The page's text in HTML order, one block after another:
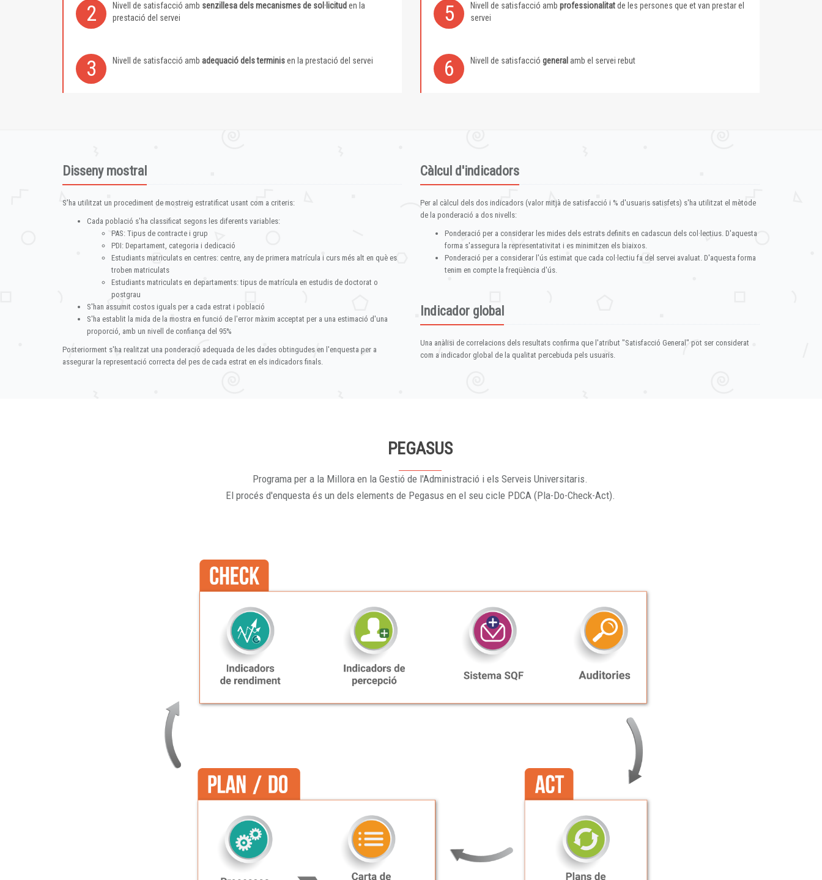
2 Nivell de satisfacció amb senzillesa dels mecanismes de sol·licitud en la
prestació del servei
5 Nivell de satisfacció amb professionalitatde les persones que et van prestar el
servei
3 Nivell de satisfacció amb adequació dels terminisen la prestació del servei 6 Nivell de satisfacció general amb el servei rebut
Disseny mostral
S'ha utilitzat un procediment de mostreig estratificat usant com a criteris:
Cada població s'ha classificat segons les diferents variables:
PAS: Tipus de contracte i grup
PDI: Departament, categoria i dedicació
Estudiants matriculats en centres: centre, any de primera matrícula i curs més alt en què es
troben matriculats
Estudiants matriculats en departaments: tipus de matrícula en estudis de doctorat o
postgrau
S'han assumit costos iguals per a cada estrat i població
S'ha establit la mida de la mostra en funció de l'error màxim acceptat per a una estimació d'una
proporció, amb un nivell de confiança del 95%
Posteriorment s'ha realitzat una ponderació adequada de les dades obtingudes en l'enquesta per a
assegurar la representació correcta del pes de cada estrat en els indicadors finals.
Càlcul d'indicadors
Per al càlcul dels dos indicadors (valor mitjà de satisfacció i % d'usuaris satisfets) s'ha utilitzat el mètode
de la ponderació a dos nivells:
Ponderació per a considerar les mides dels estrats definits en cadascun dels col·lectius. D'aquesta
forma s'assegura la representativitat i es minimitzen els biaixos.
Ponderació per a considerar l'ús estimat que cada col·lectiu fa del servei avaluat. D'aquesta forma
tenim en compte la freqüència d'ús.
Indicador global
Una anàlisi de correlacions dels resultats confirma que l'atribut "Satisfacció General" pot ser considerat
com a indicador global de la qualitat percebuda pels usuaris.
PEGASUS
Programa per a la Millora en la Gestió de l'Administració i els Serveis Universitaris.
El procés d'enquesta és un dels elements de Pegasus en el seu cicle PDCA (Pla-Do-Check-Act).